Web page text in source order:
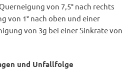
von 7,5° nach rechts
von 1° nach oben und einer
von 3g bei einer Sinkrate von
und Unfallfolge